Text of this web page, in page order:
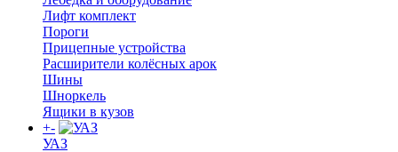
Лифт комплект
Пороги
Прицепные устройства
Расширители колёсных арок
Шины
Шноркель
Ящики в кузов
+-
УАЗ